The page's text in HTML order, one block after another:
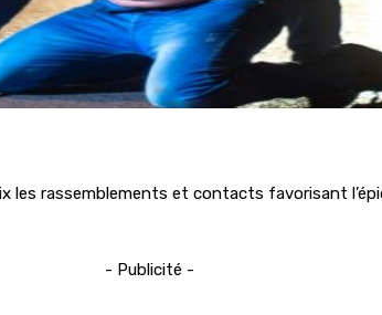
rassemblements et contacts favorisant
- Publicité -